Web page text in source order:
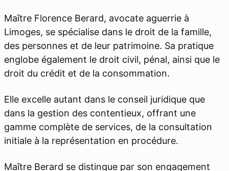
Maître Florence Berard, avocate aguerrie à
Limoges, se spécialise dans le droit de la famille,
des personnes et de leur patrimoine. Sa pratique
englobe également le droit civil, pénal, ainsi que le
droit du crédit et de la consommation.
Elle excelle autant dans le conseil juridique que
dans la gestion des contentieux, offrant une
gamme complète de services, de la consultation
initiale à la représentation en procédure.
Maître Berard se distingue par son engagement